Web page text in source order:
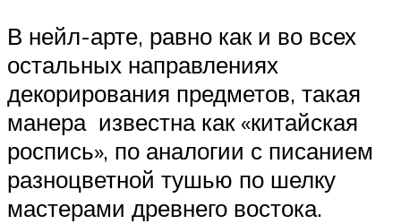
В нейл-арте, равно как и во всех
остальных направлениях
декорирования предметов, такая
манера известна как «китайская
роспись», по аналогии с писанием
разноцветной тушью по шелку
мастерами древнего востока.